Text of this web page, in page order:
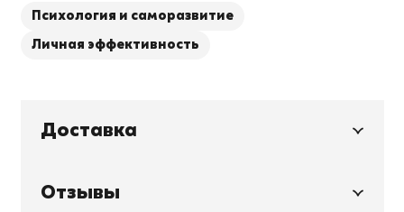
Психология и саморазвитие
Личная эффективность
Доставка
Отзывы